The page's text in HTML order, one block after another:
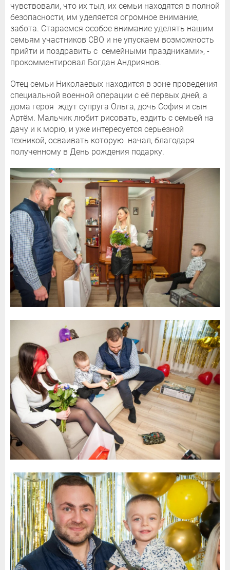
чувствовали, что их тыл, их семьи находятся в полной
безопасности, им уделяется огромное внимание,
забота. Стараемся особое внимание уделять нашим
семьям участников СВО и не упускаем возможность
прийти и поздравить с семейными праздниками», -
прокомментировал Богдан Андриянов.
Отец семьи Николаевых находится в зоне проведения
специальной военной операции с её первых дней, а
дома героя ждут супруга Ольга, дочь София и сын
Артём. Мальчик любит рисовать, ездить с семьей на
дачу и к морю, и уже интересуется серьезной
техникой, осваивать которую начал, благодаря
полученному в День рождения подарку.